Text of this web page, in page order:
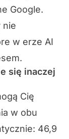
Google.
nie
w erze AI
się inaczej
Cię
w obu
46,9